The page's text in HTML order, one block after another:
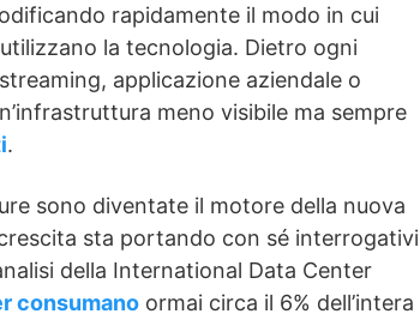
rapidamente il modo in cui
la tecnologia. Dietro ogni
applicazione aziendale o
meno visibile ma sempre
.
sono diventate il motore della nuova
sta portando con sé interrogativi
della International Data Center
consumano ormai circa il 6% dell’intera